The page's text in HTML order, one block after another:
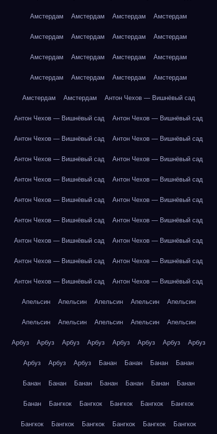
Амстердам Амстердам Амстердам Амстердам
Амстердам Амстердам Амстердам Амстердам
Амстердам Амстердам Амстердам Амстердам
Амстердам Амстердам Амстердам Амстердам
Амстердам Амстердам Антон Чехов — Вишнёвый сад
Антон Чехов — Вишнёвый сад Антон Чехов — Вишнёвый сад
Антон Чехов — Вишнёвый сад Антон Чехов — Вишнёвый сад
Антон Чехов — Вишнёвый сад Антон Чехов — Вишнёвый сад
Антон Чехов — Вишнёвый сад Антон Чехов — Вишнёвый сад
Антон Чехов — Вишнёвый сад Антон Чехов — Вишнёвый сад
Антон Чехов — Вишнёвый сад Антон Чехов — Вишнёвый сад
Антон Чехов — Вишнёвый сад Антон Чехов — Вишнёвый сад
Антон Чехов — Вишнёвый сад Антон Чехов — Вишнёвый сад
Антон Чехов — Вишнёвый сад Антон Чехов — Вишнёвый сад
Апельсин Апельсин Апельсин Апельсин Апельсин
Апельсин Апельсин Апельсин Апельсин Апельсин
Арбуз Арбуз Арбуз Арбуз Арбуз Арбуз Арбуз Арбуз
Арбуз Арбуз Арбуз Банан Банан Банан Банан
Банан Банан Банан Банан Банан Банан Банан
Банан Бангкок Бангкок Бангкок Бангкок Бангкок
Бангкок Бангкок Бангкок Бангкок Бангкок Бангкок